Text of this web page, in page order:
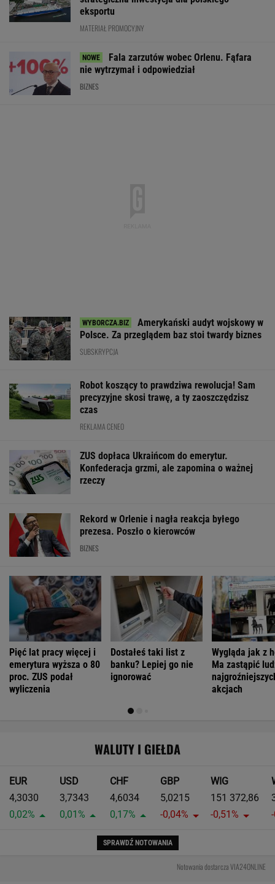
eksportu
MATERIAŁ PROMOCYJNY
Fala zarzutów wobec Orlenu. Fąfara
nie wytrzymał i odpowiedział
BIZNES
Amerykański audyt wojskowy w
Polsce. Za przeglądem baz stoi twardy biznes
SUBSKRYPCJA
Robot koszący to prawdziwa rewolucja! Sam
precyzyjne skosi trawę, a ty zaoszczędzisz
czas
REKLAMA CENEO
ZUS dopłaca Ukraińcom do emerytur.
Konfederacja grzmi, ale zapomina o ważnej
rzeczy
Rekord w Orlenie i nagła reakcja byłego
prezesa. Poszło o kierowców
BIZNES
Pięć lat pracy więcej i
emerytura wyższa o 80
proc. ZUS podał
wyliczenia
Dostałeś taki list z
banku? Lepiej go nie
ignorować
Wygląda jak z
Ma zastąpić
akcjach
WALUTY I GIEŁDA
EUR
4,3030
0,02%
USD
3,7343
0,01%
CHF
4,6034
0,17%
GBP
5,0215
-0,04%
WIG
151 372,86
-0,51%
SPRAWDŹ NOTOWANIA
Notowania dostarcza VIA24ONLINE